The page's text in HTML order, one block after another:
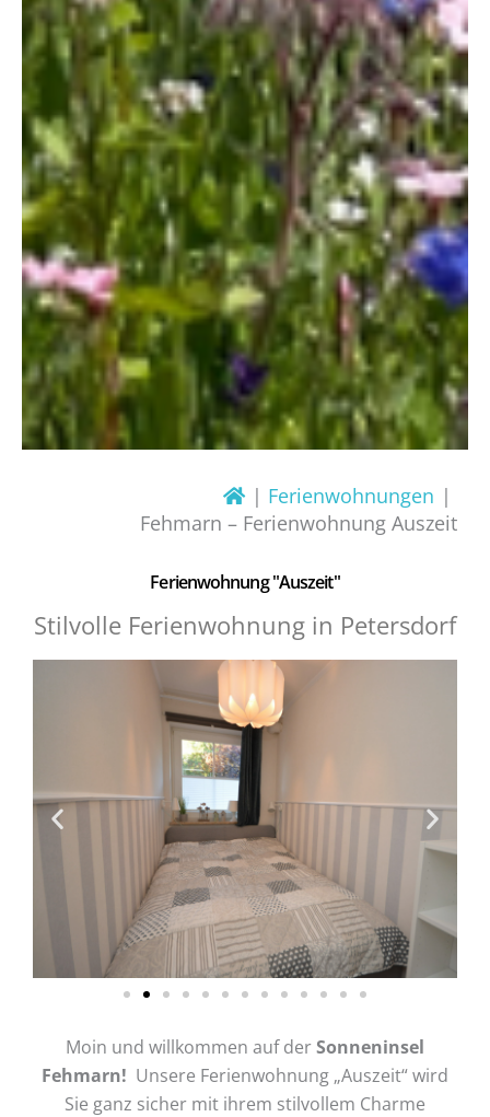
Ferienwohnungen
Fehmarn – Ferienwohnung Auszeit
Ferienwohnung "Auszeit"
Stilvolle Ferienwohnung in Petersdorf
Moin und willkommen auf derSonneninsel
Fehmarn! Unsere Ferienwohnung „Auszeit“ wird
Sie ganz sicher mit ihrem stilvollem Charme